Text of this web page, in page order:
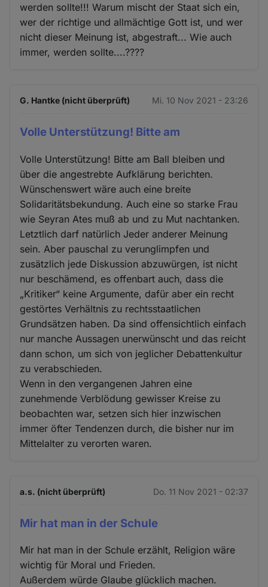
werden sollte!!! Warum mischt der Staat sich ein,
wer der richtige und allmächtige Gott ist, und wer
nicht dieser Meinung ist, abgestraft... Wie auch
immer, werden sollte....????
G. Hantke (nicht überprüft) Mi. 10 Nov 2021 - 23:26
Volle Unterstützung! Bitte am
Volle Unterstützung! Bitte am Ball bleiben und
über die angestrebte Aufklärung berichten.
Wünschenswert wäre auch eine breite
Solidaritätsbekundung. Auch eine so starke Frau
wie Seyran Ates muß ab und zu Mut nachtanken.
Letztlich darf natürlich Jeder anderer Meinung
sein. Aber pauschal zu verunglimpfen und
zusätzlich jede Diskussion abzuwürgen, ist nicht
nur beschämend, es offenbart auch, dass die
„Kritiker“ keine Argumente, dafür aber ein recht
gestörtes Verhältnis zu rechtsstaatlichen
Grundsätzen haben. Da sind offensichtlich einfach
nur manche Aussagen unerwünscht und das reicht
dann schon, um sich von jeglicher Debattenkultur
zu verabschieden.
Wenn in den vergangenen Jahren eine
zunehmende Verblödung gewisser Kreise zu
beobachten war, setzen sich hier inzwischen
immer öfter Tendenzen durch, die bisher nur im
Mittelalter zu verorten waren.
a.s. (nicht überprüft) Do. 11 Nov 2021 - 02:37
Mir hat man in der Schule
Mir hat man in der Schule erzählt, Religion wäre
wichtig für Moral und Frieden.
Außerdem würde Glaube glücklich machen.